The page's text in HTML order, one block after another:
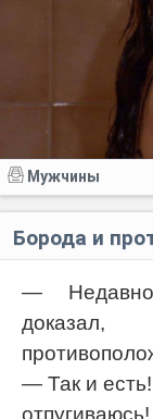
Мужчины
Борода и
— Недавно
доказал,
— Так и
отпугиваюсь!